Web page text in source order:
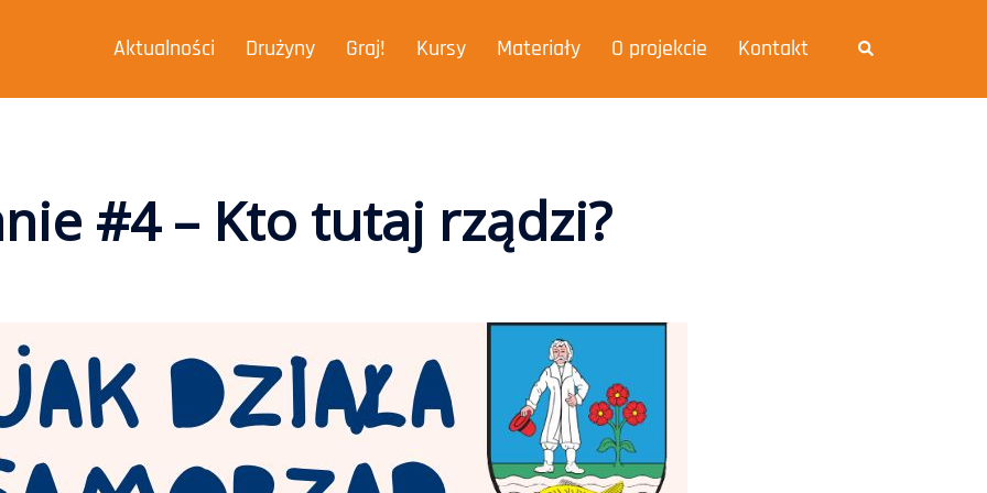
Aktualności Drużyny Graj! Kursy Materiały O projekcie Kontakt
#4 – Kto tutaj rządzi?